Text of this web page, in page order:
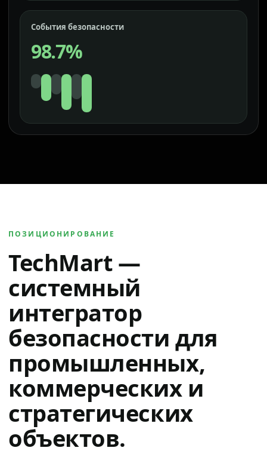
События безопасности
98.7%
ПОЗИЦИОНИРОВАНИЕ
TechMart —
системный
интегратор
безопасности для
промышленных,
коммерческих и
стратегических
объектов.